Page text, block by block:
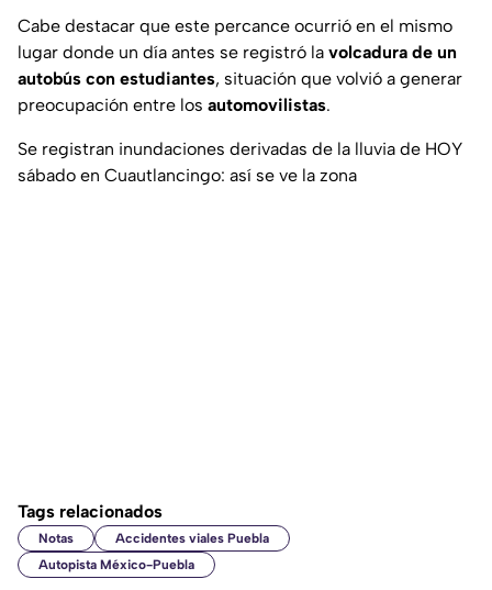
Cabe destacar que este percance ocurrió en el mismo
lugar donde un día antes se registró la volcadura de un
autobús con estudiantes, situación que volvió a generar
preocupación entre los automovilistas.
Se registran inundaciones derivadas de la lluvia de HOY
sábado en Cuautlancingo: así se ve la zona
Tags relacionados
Notas
Accidentes viales Puebla
Autopista México-Puebla